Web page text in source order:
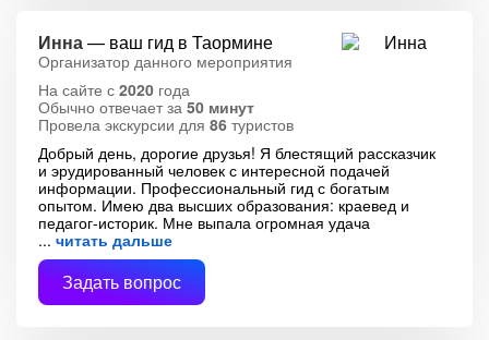
Инна— ваш гид в Таормине
Организатор данного мероприятия
На сайте с 2020 года
Обычно отвечает за 50 минут
Провела экскурсии для 86 туристов
Добрый день, дорогие друзья! Я блестящий рассказчик
и эрудированный человек с интересной подачей
информации. Профессиональный гид с богатым
опытом. Имею два высших образования: краевед и
педагог-историк. Мне выпала огромная удача
читать дальше
Задать вопрос